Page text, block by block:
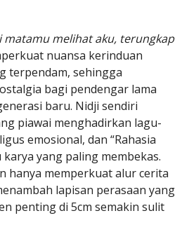
matamu melihat aku, terungkap
nuansa kerinduan
terpendam, sehingga
bagi pendengar lama
baru. Nidji sendiri
piawai menghadirkan lagu-
emosional, dan “Rahasia
yang paling membekas.
hanya memperkuat alur cerita
lapisan perasaan yang
penting di 5cm semakin sulit